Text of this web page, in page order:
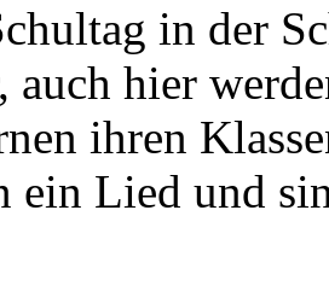
in der
auch hier
ihren
ein Lied und